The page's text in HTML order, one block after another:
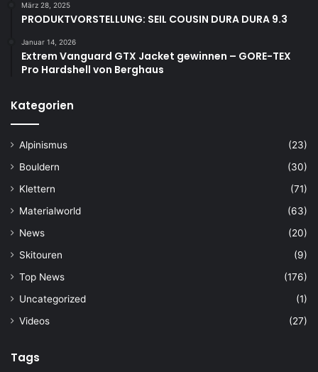
März 28, 2025
PRODUKTVORSTELLUNG: SEIL COUSIN DURA DURA 9.3
Januar 14, 2026
Extrem Vanguard GTX Jacket gewinnen – GORE-TEX
Pro Hardshell von Berghaus
Kategorien
Alpinismus
(23)
Bouldern
(30)
Klettern
(71)
Materialworld
(63)
News
(20)
Skitouren
(9)
Top News
(176)
Uncategorized
(1)
Videos
(27)
Tags